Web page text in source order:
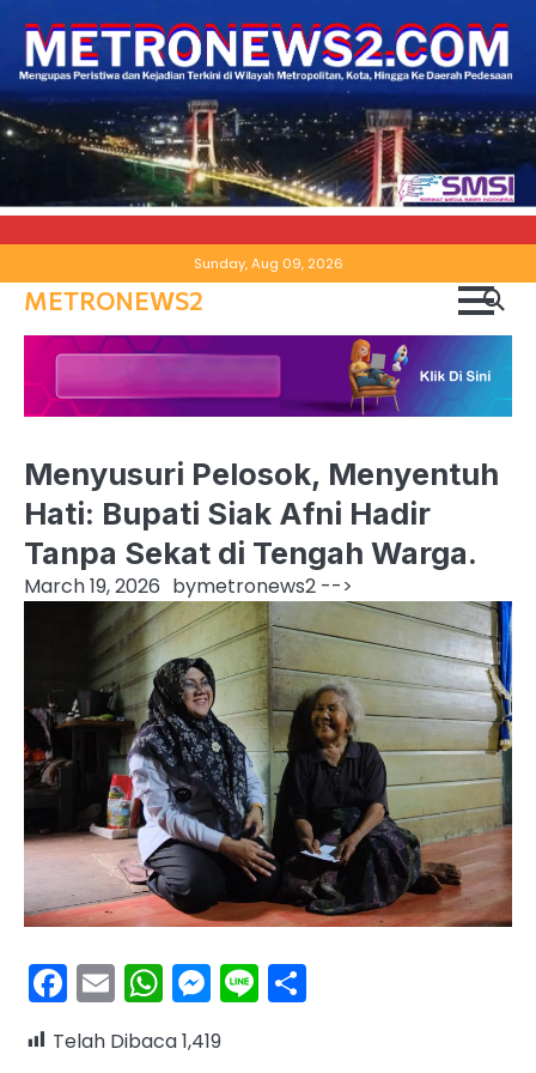
to
content
Sunday, Aug 09, 2026
METRONEWS2
Menyusuri Pelosok, Menyentuh
Hati: Bupati Siak Afni Hadir
Tanpa Sekat di Tengah Warga.
March 19, 2026 bymetronews2 -->
Facebook
EmailWhatsApp
Messenger
Line
Telah Dibaca1,419